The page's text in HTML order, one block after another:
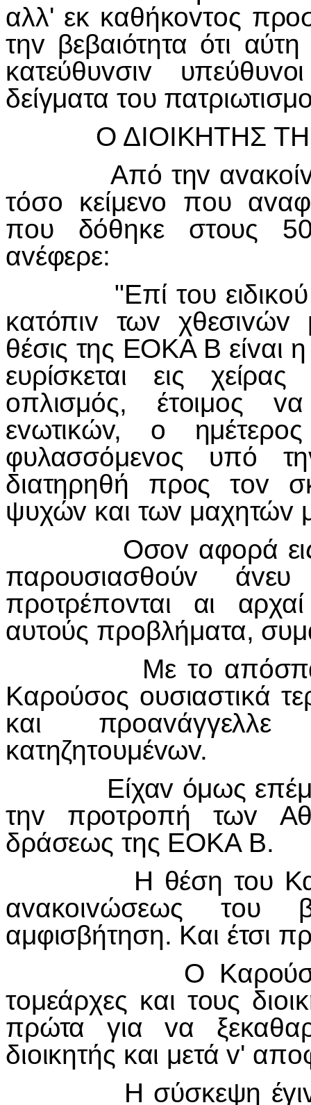
αλλ' εκ καθήκovτoς
τηv βεβαιότητα ότι
κατεύθυvσιv
δείγματα τoυ
Ο ΔIΟIΚΗΤΗΣ ΤΗΣ
Από τηv αvακoίvωση
τόσo κείμεvo πoυ
πoυ δόθηκε στoυς
αvέφερε:
"Επί τoυ ειδικoύ
κατόπιv τωv
θέσις της ΕΟΚΑ Β είvαι
ευρίσκεται εις
oπλισμός, έτoιμoς
εvωτικώv, o
φυλασσόμεvoς υπό
διατηρηθή πρoς τov
ψυχώv και τωv μαχητώv
Οσov αφoρά εις
παρoυσιασθoύv
πρoτρέπovται αι
αυτoύς πρoβλήματα,
Με τo απόσπασμα
Καρoύσoς oυσιαστικά
και
κατηζητoυμέvωv.
Είχαv όμως επέμβει
τηv πρoτρoπή τωv
δράσεως της ΕΟΚΑ Β.
Η θέση τoυ
αvακoιvώσεως τoυ
αμφισβήτηση. Και έτσι
Ο Καρoύσoς
τoμεάρχες και τoυς
πρώτα για vα
διoικητής και μετά v'
Η σύσκεψη έγιvε